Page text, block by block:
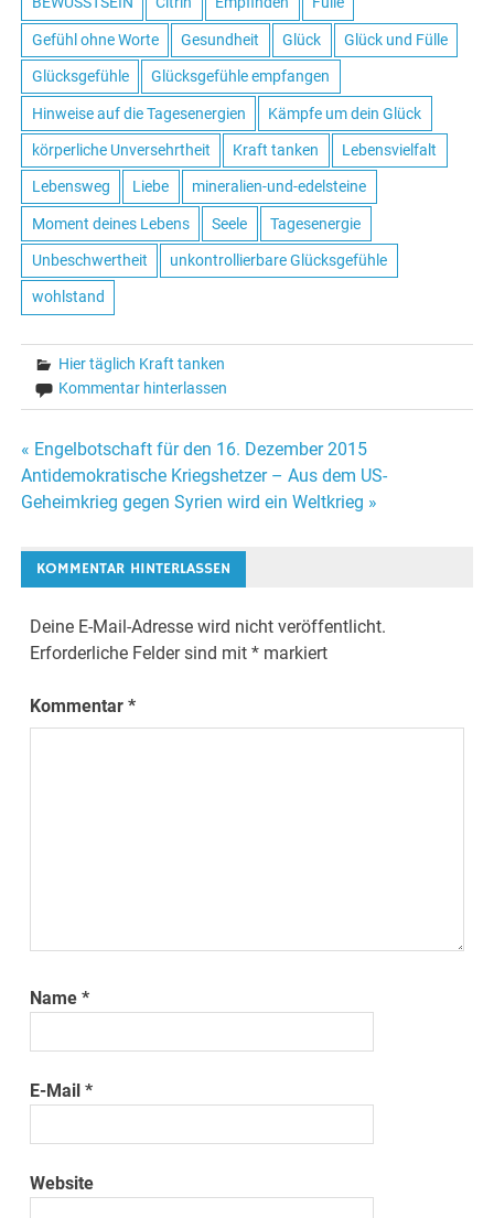
Gefühl ohne Worte Gesundheit Glück Glück und Fülle
Glücksgefühle Glücksgefühle empfangen
Hinweise auf die Tagesenergien Kämpfe um dein Glück
körperliche Unversehrtheit Kraft tanken Lebensvielfalt
Lebensweg Liebe mineralien-und-edelsteine
Moment deines Lebens Seele Tagesenergie
Unbeschwertheit unkontrollierbare Glücksgefühle
wohlstand
Hier täglich Kraft tanken
Kommentar hinterlassen
Beitrags-
Navigation
« Engelbotschaft für den 16. Dezember 2015
Antidemokratische Kriegshetzer – Aus dem US-
Geheimkrieg gegen Syrien wird ein Weltkrieg »
KOMMENTAR HINTERLASSEN
Deine E-Mail-Adresse wird nicht veröffentlicht.
Erforderliche Felder sind mit* markiert
Kommentar*
Name*
E-Mail*
Website